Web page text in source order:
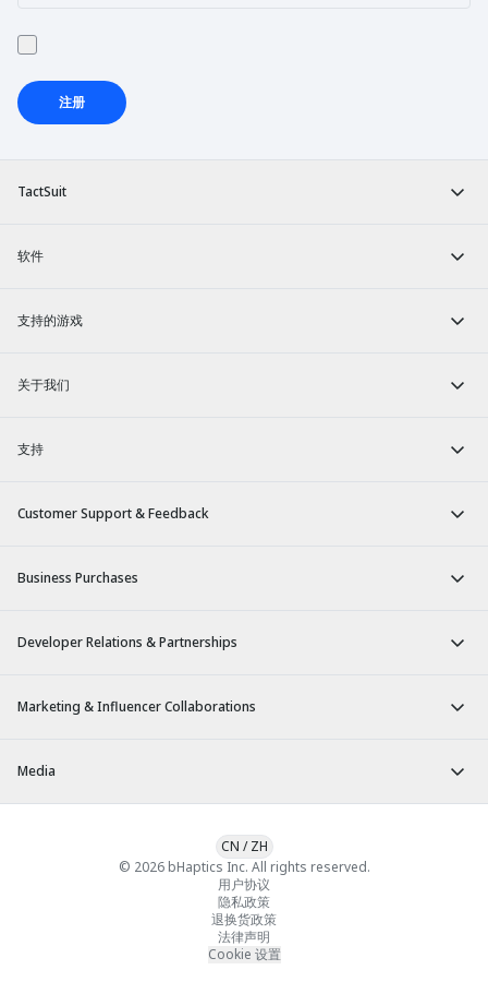
TactSuit
软件
支持的游戏
关于我们
支持
Customer Support & Feedback
Business Purchases
Developer Relations & Partnerships
Marketing & Influencer Collaborations
Media
注册
© 2026 bHaptics Inc. All rights reserved.
用户协议
隐私政策
退换货政策
法律声明
Cookie 设置
CN /ZH